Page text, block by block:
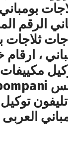
الرقم
ثلاجات